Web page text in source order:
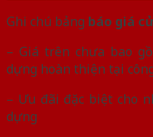
Ghi chú bảng báo giá
– Giá trên chưa bao
dựng hoàn thiện tại
– Ưu đãi đặc biệt cho
dựng